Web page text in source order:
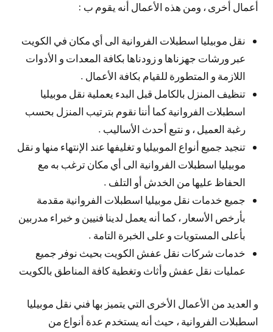
أعمال أخرى ، ومن هذه الأعمال أنه يقوم ب :
نقل موبيليا اسطبلات الفروانية الى أي مكان في الكويت
عبر ورشات جهزناها و زودناها بكافة المعدات و الأدوات
اللازمة و المتطورة للقيام بكافة الأعمال .
تنظيف المنزل بالكامل قبل البدء يعملية نقل موبيليا
اسطبلات الفروانية كما أننا نقوم بترتيب المنزل بحسب
رغبة العميل ، و نتبع أحدث الأساليب .
تنجيد جميع أنواع الموبيليا و تغليفها عند الإنتهاء منها و نقل
موبيليا اسطبلات الفروانية الى أي مكان ترغب به مع
الحفاظ عليها من الخدش أو التلف .
جميع خدمات نقل موبيليا اسطبلات الفروانية مقدمة
بأرخص الأسعار ، كما أنه يعمل لدينا فنيين و خبراء مدربين
بأعلى المستويات و على الخبرة التامة .
خدمات شركات نقل عفش الكويت بحيث نوفر جميع
عمليات نقل عفش وأثاث وتغطية كافة المناطق بالكويت
و العديد من الأعمال الأخرى التي يتميز بها فني نقل موبيليا
اسطبلات الفروانية ، حيث أنه يستخدم عدة أنواع من